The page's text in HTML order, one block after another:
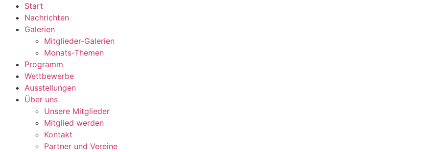
Start
Nachrichten
Galerien
Mitglieder-Galerien
Monats-Themen
Programm
Wettbewerbe
Ausstellungen
Über uns
Unsere Mitglieder
Mitglied werden
Kontakt
Partner und Vereine